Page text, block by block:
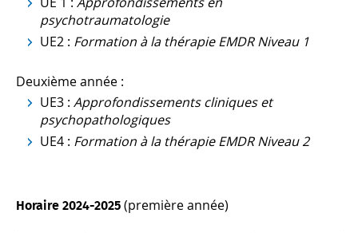
psychotraumatologie
UE2 : Formation à la thérapie EMDR Niveau 1
Deuxième année :
UE3 : Approfondissements cliniques et
psychopathologiques
UE4 : Formation à la thérapie EMDR Niveau 2
Horaire 2024-2025 (première année)